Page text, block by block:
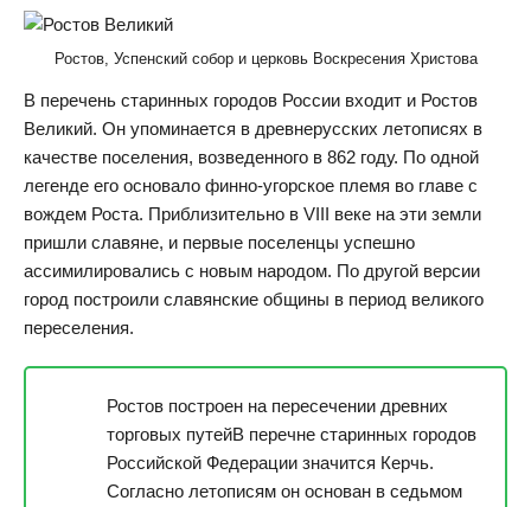
Ростов, Успенский собор и церковь Воскресения Христова
В перечень старинных городов России входит и Ростов
Великий. Он упоминается в древнерусских летописях в
качестве поселения, возведенного в 862 году. По одной
легенде его основало финно-угорское племя во главе с
вождем Роста. Приблизительно в VIII веке на эти земли
пришли славяне, и первые поселенцы успешно
ассимилировались с новым народом. По другой версии
город построили славянские общины в период великого
переселения.
Ростов построен на пересечении древних
торговых путейВ перечне старинных городов
Российской Федерации значится Керчь.
Согласно летописям он основан в седьмом